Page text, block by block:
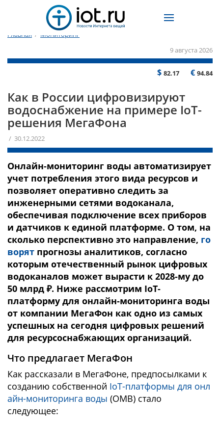
Главная / Мониторинг
9 августа 2026
$ 82.17 € 94.84
Как в России цифровизируют
водоснабжение на примере IoT-
решения МегаФона
/ 30.12.2022
Онлайн-мониторинг воды автоматизирует
учет потребления этого вида ресурсов и
позволяет оперативно следить за
инженерными сетями водоканала,
обеспечивая подключение всех приборов
и датчиков к единой платформе. О том, на
сколько перспективно это направление, го
ворят прогнозы аналитиков, согласно
которым отечественный рынок цифровых
водоканалов может вырасти к 2028-му до
50 млрд ₽. Ниже рассмотрим IoT-
платформу для онлайн-мониторинга воды
от компании МегаФон как одно из самых
успешных на сегодня цифровых решений
для ресурсоснабжающих организаций.
Что предлагает МегаФон
Как рассказали в МегаФоне, предпосылками к
созданию собственной IoT-платформы для онл
айн-мониторинга воды (ОМВ) стало
следующее: